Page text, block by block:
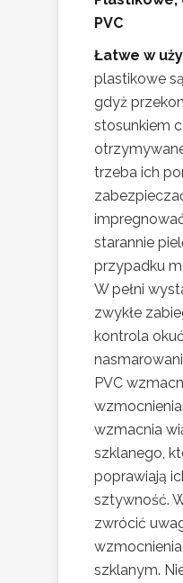
PVC
Łatwe w
plastikowe
gdyż
stosunkiem
trzeba ich
starannie
przypadku
W pełni
zwykłe
kontrola
PVC
wzmacnia
szklanego,
poprawiają
sztywność.
zwrócić
szklanym.